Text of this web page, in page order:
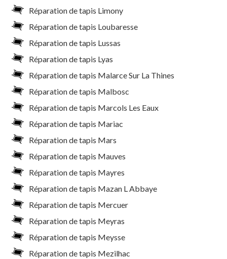
Réparation de tapis Limony
Réparation de tapis Loubaresse
Réparation de tapis Lussas
Réparation de tapis Lyas
Réparation de tapis Malarce Sur La Thines
Réparation de tapis Malbosc
Réparation de tapis Marcols Les Eaux
Réparation de tapis Mariac
Réparation de tapis Mars
Réparation de tapis Mauves
Réparation de tapis Mayres
Réparation de tapis Mazan L Abbaye
Réparation de tapis Mercuer
Réparation de tapis Meyras
Réparation de tapis Meysse
Réparation de tapis Mezilhac